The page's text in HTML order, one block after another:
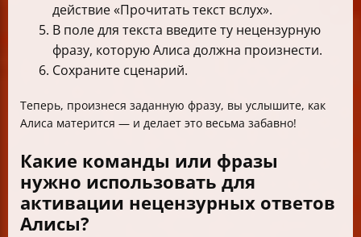
действие «Прочитать текст вслух».
В поле для текста введите ту нецензурную
фразу, которую Алиса должна произнести.
Сохраните сценарий.
Теперь, произнеся заданную фразу, вы услышите, как
Алиса матерится — и делает это весьма забавно!
Какие команды или фразы
нужно использовать для
активации нецензурных ответов
Алисы?